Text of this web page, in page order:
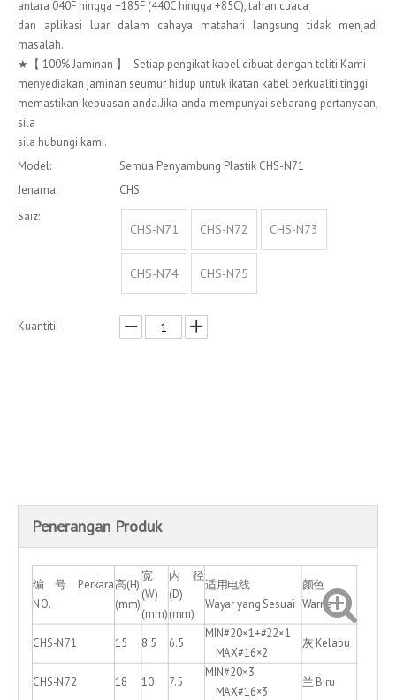
antara 040F hingga +185F (440C hingga +85C), tahan cuaca
dan aplikasi luar dalam cahaya matahari langsung tidak menjadi
masalah.
★【 100% Jaminan 】 -Setiap pengikat kabel dibuat dengan teliti.Kami
menyediakan jaminan seumur hidup untuk ikatan kabel berkualiti tinggi
memastikan kepuasan anda.Jika anda mempunyai sebarang pertanyaan,
sila
sila hubungi kami.
Model:
Semua Penyambung Plastik CHS-N71
Jenama:
CHS
Saiz:
CHS-N71 CHS-N72 CHS-N73
CHS-N74 CHS-N75
Kuantiti:
Penerangan Produk
编 号 Perkara
NO.
高(H)
(mm)
宽
(W)
(mm)
内径
(D)
(mm)
适用电线
Wayar yang Sesuai
颜色
Warna
CHS-N71 15 8.5 6.5
MIN#20×1+#22×1
MAX#16×2
灰 Kelabu
CHS-N72 18 10 7.5
MIN#20×3
MAX#16×3
兰 Biru